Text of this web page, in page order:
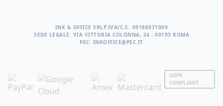
INK & OFFICE SRLP.IVA/C.F.: 09186971009
SEDE LEGALE: VIA VITTORIA COLONNA, 24 - 00193 ROMA
PEC: INKOFFICE@PEC.IT
GDPR
COMPLIANT